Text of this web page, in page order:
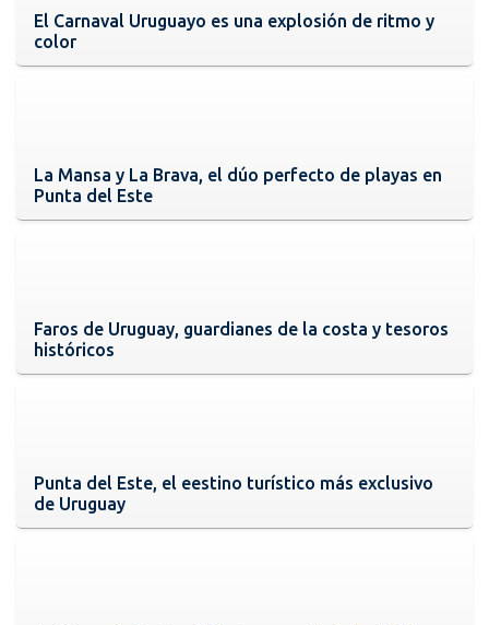
El Carnaval Uruguayo es una explosión de ritmo y
color
La Mansa y La Brava, el dúo perfecto de playas en
Punta del Este
Faros de Uruguay, guardianes de la costa y tesoros
históricos
Punta del Este, el eestino turístico más exclusivo
de Uruguay